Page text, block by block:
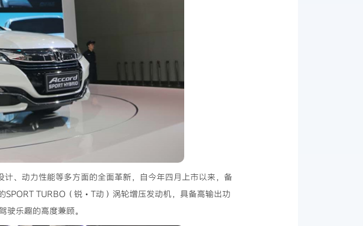
、动力性能等多方面的全面革新，自今年四月上市以来，备
TURBO（锐・T动）涡轮增压发动机，具备高输出功
乐趣的高度兼顾。